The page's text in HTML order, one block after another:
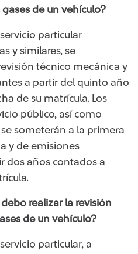
de un vehículo?
particular
y similares, se
técnico mecánica y
a partir del quinto año
de su matrícula. Los
público, así como
someterán a la primera
y de emisiones
dos años contados a
realizar la revisión
de un vehículo?
particular, a